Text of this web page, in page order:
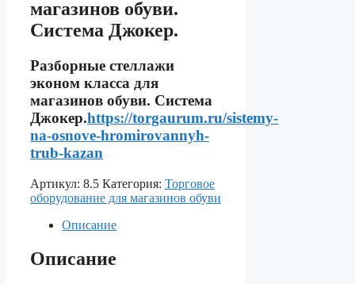
магазинов обуви.
Система Джокер.
Разборные стеллажи
эконом класса для
магазинов обуви. Система
Джокер.https://torgaurum.ru/sistemy-
na-osnove-hromirovannyh-
trub-kazan
Артикул: 8.5 Категория: Торговое
оборудование для магазинов обуви
Описание
Описание